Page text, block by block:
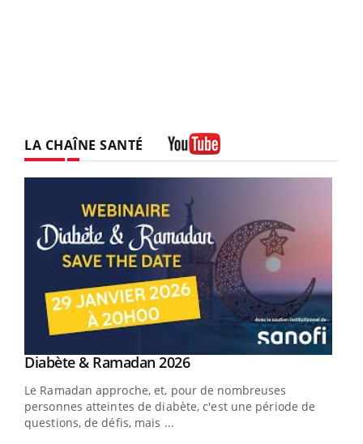
LA CHAÎNE SANTÉ
Youtube
Diabète & Ramadan 2026Youtube
Le Ramadan approche, et, pour de nombreuses
personnes atteintes de diabète, c'est une période de
questions, de défis, mais ...